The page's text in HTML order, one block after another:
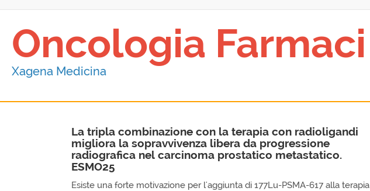
Oncologia Farmaci
Xagena Medicina
La tripla combinazione con la terapia con radioligandi
migliora la sopravvivenza libera da progressione
radiografica nel carcinoma prostatico metastatico.
ESMO25
Esiste una forte motivazione per l'aggiunta di 177Lu-PSMA-617 alla terapia